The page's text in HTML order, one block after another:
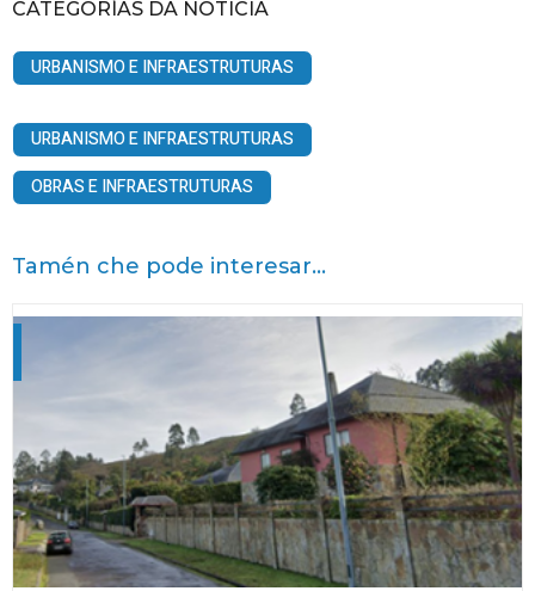
CATEGORÍAS DA NOTICIA
URBANISMO E INFRAESTRUTURAS
URBANISMO E INFRAESTRUTURAS
OBRAS E INFRAESTRUTURAS
Tamén che pode interesar...